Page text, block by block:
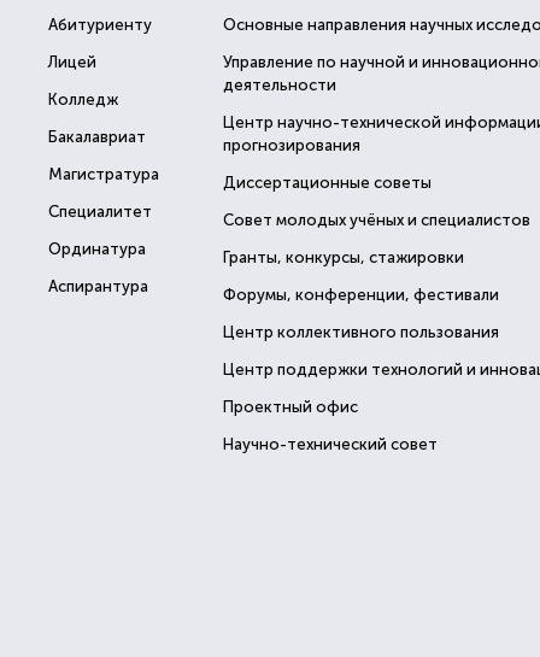
Абитуриенту
Лицей
Колледж
Бакалавриат
Магистратура
Специалитет
Ординатура
Аспирантура
Основные направления научных
Управление по научной и
деятельности
Центр научно-технической
прогнозирования
Диссертационные советы
Совет молодых учёных и специалистов
Гранты, конкурсы, стажировки
Форумы, конференции, фестивали
Центр коллективного пользования
Центр поддержки технологий и
Проектный офис
Научно-технический совет